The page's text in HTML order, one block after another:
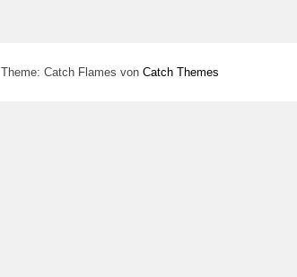
Theme: Catch Flames von Catch Themes